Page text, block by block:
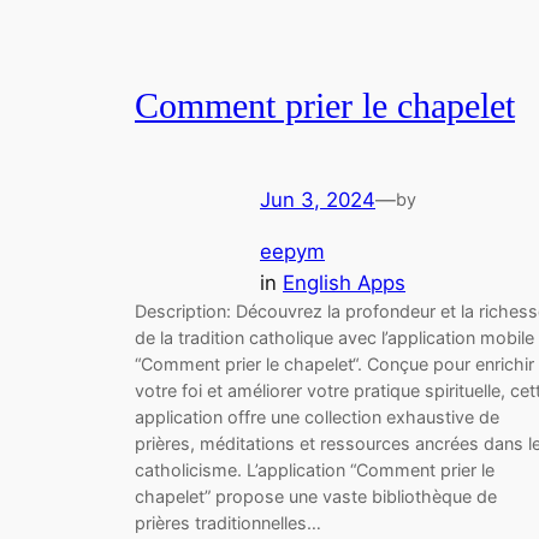
Comment prier le chapelet
Jun 3, 2024—by
eepym
in English Apps
Description: Découvrez la profondeur et la
de la tradition catholique avec l’application mobile
“Comment prier le chapelet“. Conçue pour enrichir
votre foi et améliorer votre pratique spirituelle,
application offre une collection exhaustive de
prières, méditations et ressources ancrées dans
catholicisme. L’application “Comment prier le
chapelet” propose une vaste bibliothèque de
prières traditionnelles…